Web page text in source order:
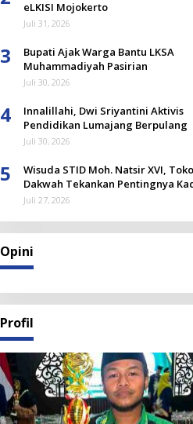
eLKISI Mojokerto
Juli 31, 2026
3
Bupati Ajak Warga Bantu LKSA
Muhammadiyah Pasirian
Juli 30, 2026
4
Innalillahi, Dwi Sriyantini Aktivis
Pendidikan Lumajang Berpulang
Juli 30, 2026
5
Wisuda STID Moh. Natsir XVI,
Dakwah Tekankan Pentingnya
Juli 27, 2026
Opini
Profil